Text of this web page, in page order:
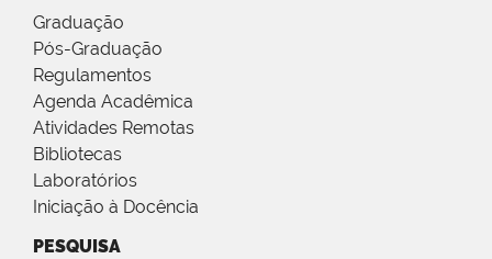
Graduação
Pós-Graduação
Regulamentos
Agenda Acadêmica
Atividades Remotas
Bibliotecas
Laboratórios
Iniciação à Docência
PESQUISA